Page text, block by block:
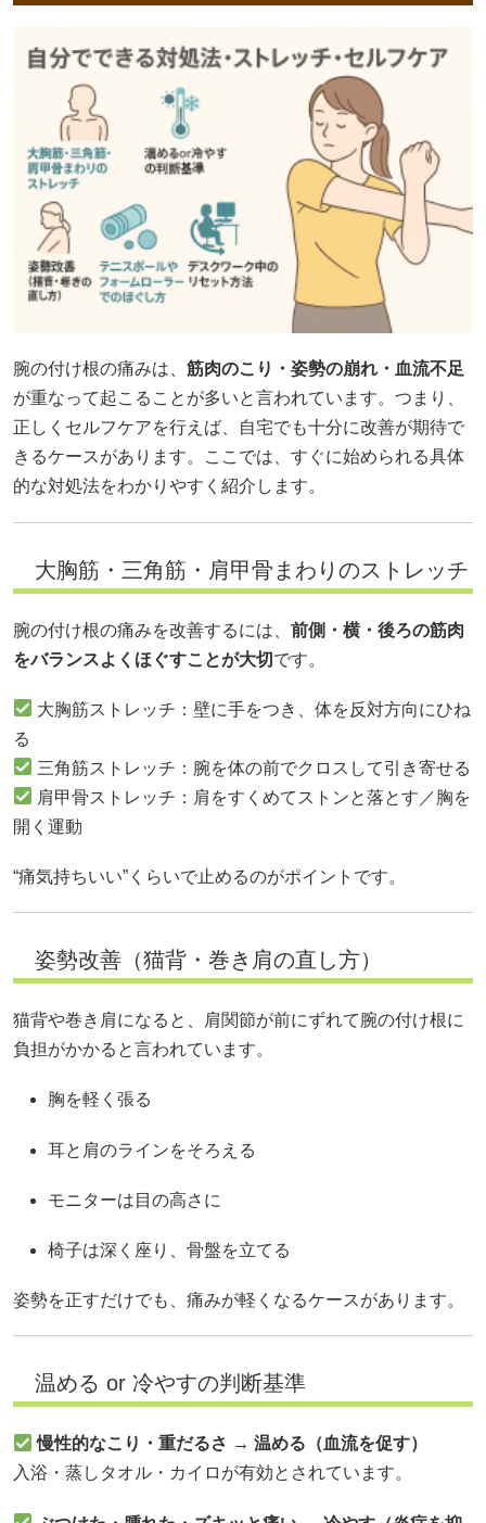
腕の付け根の痛みは、 筋肉のこり・姿勢の崩れ・血流不足
が重なって起こることが多いと言われています。つまり、
正しくセルフケアを行えば、自宅でも十分に改善が期待で
きるケースがあります。ここでは、すぐに始められる具体
的な対処法をわかりやすく紹介します。
大胸筋・三角筋・肩甲骨まわりのストレッチ
腕の付け根の痛みを改善するには、 前側・横・後ろの筋肉
をバランスよくほぐすことが大切 です。
大胸筋ストレッチ：壁に手をつき、体を反対方向にひね
る
三角筋ストレッチ：腕を体の前でクロスして引き寄せる
肩甲骨ストレッチ：肩をすくめてストンと落とす／胸を
開く運動
“痛気持ちいい”くらいで止めるのがポイントです。
姿勢改善（猫背・巻き肩の直し方）
猫背や巻き肩になると、肩関節が前にずれて腕の付け根に
負担がかかると言われています。
胸を軽く張る
耳と肩のラインをそろえる
モニターは目の高さに
椅子は深く座り、骨盤を立てる
姿勢を正すだけでも、痛みが軽くなるケースがあります。
温める or 冷やすの判断基準
慢性的なこり・重だるさ → 温める（血流を促す）
入浴・蒸しタオル・カイロが有効とされています。